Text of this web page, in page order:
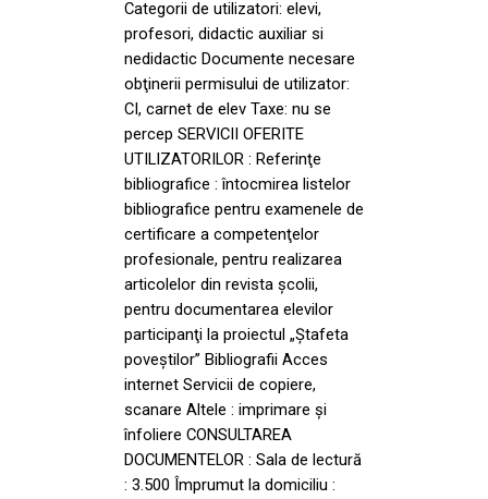
Categorii de utilizatori: elevi,
profesori, didactic auxiliar si
nedidactic Documente necesare
obţinerii permisului de utilizator:
CI, carnet de elev Taxe: nu se
percep SERVICII OFERITE
UTILIZATORILOR : Referinţe
bibliografice : întocmirea listelor
bibliografice pentru examenele de
certificare a competenţelor
profesionale, pentru realizarea
articolelor din revista şcolii,
pentru documentarea elevilor
participanţi la proiectul „Ştafeta
poveştilor” Bibliografii Acces
internet Servicii de copiere,
scanare Altele : imprimare şi
înfoliere CONSULTAREA
DOCUMENTELOR : Sala de lectură
: 3.500 Împrumut la domiciliu :